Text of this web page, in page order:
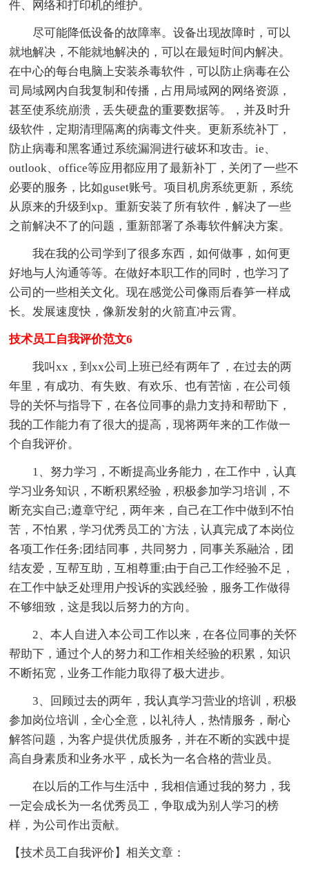
件、网络和打印机的维护。
尽可能降低设备的故障率。设备出现故障时，可以
就地解决，不能就地解决的，可以在最短时间内解决。
在中心的每台电脑上安装杀毒软件，可以防止病毒在公
司局域网内自我复制和传播，占用局域网的网络资源，
甚至使系统崩溃，丢失硬盘的重要数据等。，并及时升
级软件，定期清理隔离的病毒文件夹。更新系统补丁，
防止病毒和黑客通过系统漏洞进行破坏和攻击。ie、
outlook、office等应用都应用了最新补丁，关闭了一些不
必要的服务，比如guset账号。项目机房系统更新，系统
从原来的升级到xp。重新安装了所有软件，解决了一些
之前解决不了的问题，重新部署了杀毒软件解决方案。
我在我的公司学到了很多东西，如何做事，如何更
好地与人沟通等等。在做好本职工作的同时，也学习了
公司的一些相关文化。现在感觉公司像雨后春笋一样成
长。发展速度快，像新发射的火箭直冲云霄。
技术员工自我评价范文6
我叫xx，到xx公司上班已经有两年了，在过去的两
年里，有成功、有失败、有欢乐、也有苦恼，在公司领
导的关怀与指导下，在各位同事的鼎力支持和帮助下，
我的工作能力有了很大的提高，现将两年来的工作做一
个自我评价。
1、努力学习，不断提高业务能力，在工作中，认真
学习业务知识，不断积累经验，积极参加学习培训，不
断充实自己;遵章守纪，两年来，自己在工作中做到不怕
苦，不怕累，学习优秀员工的`方法，认真完成了本岗位
各项工作任务;团结同事，共同努力，同事关系融洽，团
结友爱，互帮互助，互相尊重;由于自己工作经验不足，
在工作中缺乏处理用户投诉的实践经验，服务工作做得
不够细致，这是我以后努力的方向。
2、本人 自进入本公司工作以来，在各位同事的关怀
帮助下，通过个人的努力和工作相关经验的积累，知识
不断拓宽，业务工作能力取得了极大进步。
3、回顾过去的两年，我认真学习营业的培训，积极
参加岗位培训，全心全意，以礼待人，热情服务，耐心
解答问题，为客户提供优质服务，并在不断的实践中提
高自身素质和业务水平，成长为一名合格的营业员。
在以后的工作与生活中，我相信通过我的努力，我
一定会成长为一名优秀员工，争取成为别人学习的榜
样，为公司作出贡献。
【技术员工自我评价】相关文章：